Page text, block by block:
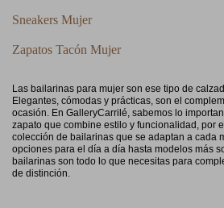
Sneakers Mujer
Zapatos Tacón Mujer
Las bailarinas para mujer son ese tipo de
Elegantes, cómodas y prácticas, son el
ocasión. En GalleryCarrilé, sabemos lo
zapato que combine estilo y funcionalidad, por
colección de bailarinas que se adaptan a cada
opciones para el día a día hasta modelos más
bailarinas son todo lo que necesitas para
de distinción.